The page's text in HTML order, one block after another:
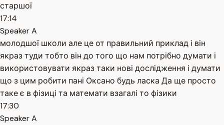
старшої
17:14
Speaker A
молодшої школи але це от правильний приклад і він
якраз туди тобто він до того що нам потрібно думати і
використовувати якраз таки нові дослідження і думати
що з цим робити пані Оксано будь ласка Да ще просто
таке є в фізиці та математи взагалі то фізики
17:30
Speaker A